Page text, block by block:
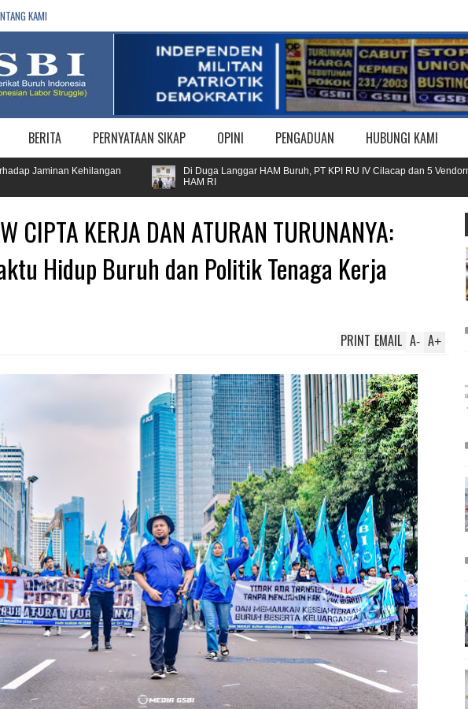
KAMI
BERITA PERNYATAAN SIKAP OPINI PENGADUAN HUBUNGI KAMI
Kehilangan
Di Duga Langgar HAM Buruh, PT KPI RU IV Cilacap dan 5 Vendornya
HAM RI
CIPTA KERJA DAN ATURAN TURUNANYA:
Hidup Buruh dan Politik Tenaga Kerja
A+
A-
EMAIL
PRINT